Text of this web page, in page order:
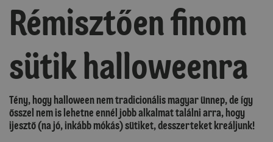
Rémisztően finom
sütik halloweenra
Tény, hogy halloween nem tradicionális magyar ünnep, de így
ősszel nem is lehetne ennél jobb alkalmat találni arra, hogy
ijesztő (na jó, inkább mókás) sütiket, desszerteket kreáljunk!